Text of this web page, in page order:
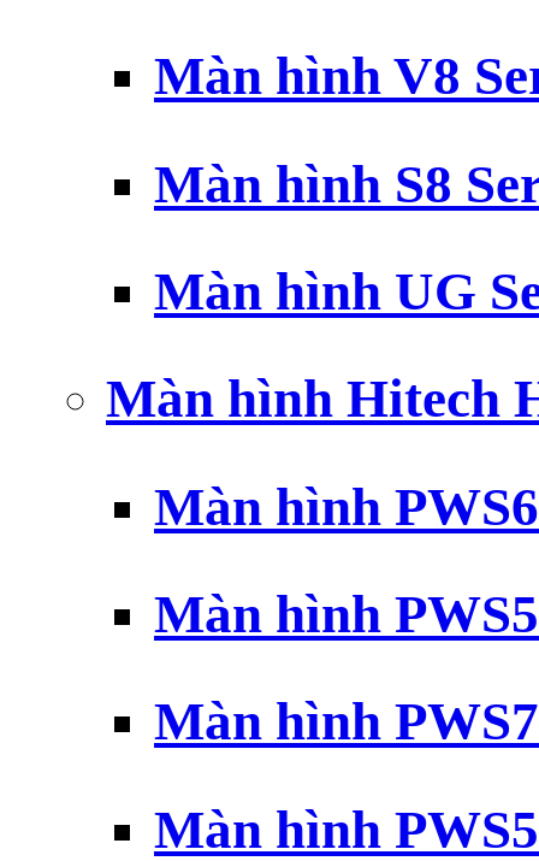
Màn hình V8
Màn hình S8
Màn hình UG
Màn hình Hitech
Màn hình
Màn hình
Màn hình
Màn hình